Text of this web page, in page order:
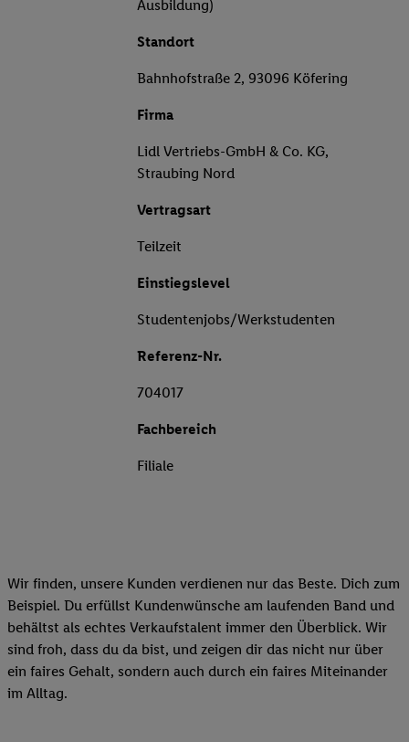
Ausbildung)
Standort
Bahnhofstraße 2, 93096 Köfering
Firma
Lidl Vertriebs-GmbH & Co. KG,
Straubing Nord
Vertragsart
Teilzeit
Einstiegslevel
Studentenjobs/Werkstudenten
Referenz-Nr.
704017
Fachbereich
Filiale
Wir finden, unsere Kunden verdienen nur das Beste. Dich zum
Beispiel. Du erfüllst Kundenwünsche am laufenden Band und
behältst als echtes Verkaufstalent immer den Überblick. Wir
sind froh, dass du da bist, und zeigen dir das nicht nur über
ein faires Gehalt, sondern auch durch ein faires Miteinander
im Alltag.